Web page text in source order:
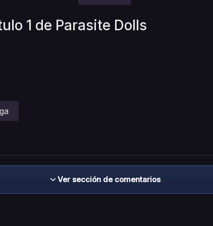
1 de Parasite Dolls
Ver sección de comentarios